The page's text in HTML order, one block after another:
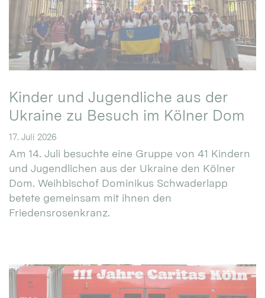
Kinder und Jugendliche aus der
Ukraine zu Besuch im Kölner Dom
17. Juli 2026
Am 14. Juli besuchte eine Gruppe von 41 Kindern
und Jugendlichen aus der Ukraine den Kölner
Dom. Weihbischof Dominikus Schwaderlapp
betete gemeinsam mit ihnen den
Friedensrosenkranz.